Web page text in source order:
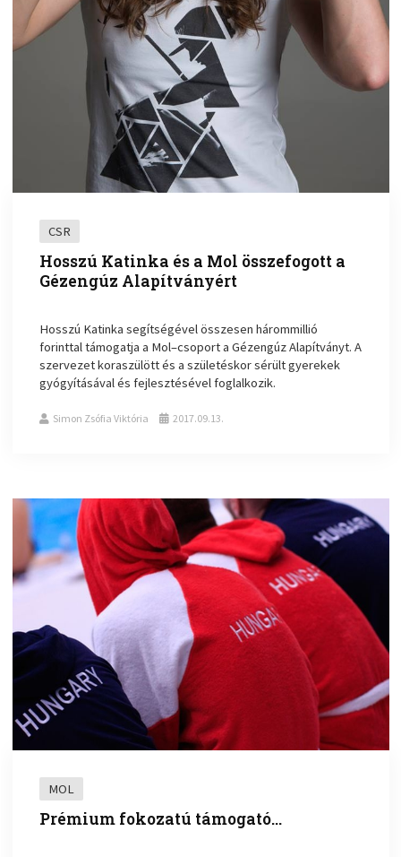
CSR
Hosszú Katinka és a Mol összefogott a
Gézengúz Alapítványért
Hosszú Katinka segítségével összesen hárommillió
forinttal támogatja a Mol–csoport a Gézengúz Alapítványt. A
szervezet koraszülött és a születéskor sérült gyerekek
gyógyításával és fejlesztésével foglalkozik.
Simon Zsófia Viktória 2017.09.13.
MOL
Prémium fokozatú támogató…